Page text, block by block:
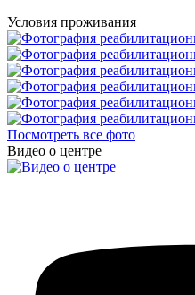
Условия проживания
Посмотреть все фото
Видео о центре